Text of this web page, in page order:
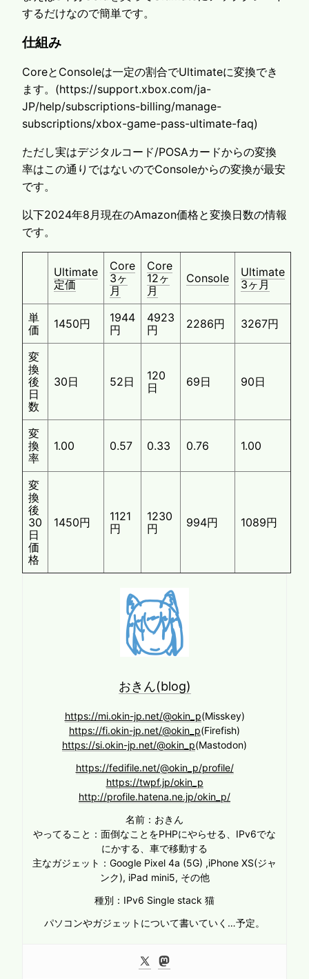
するだけなので簡単です。
仕組み
CoreとConsoleは一定の割合でUltimateに変換でき
ます。(https://support.xbox.com/ja-
JP/help/subscriptions-billing/manage-
subscriptions/xbox-game-pass-ultimate-faq)
ただし実はデジタルコード/POSAカードからの変換
率はこの通りではないのでConsoleからの変換が最安
です。
以下2024年8月現在のAmazon価格と変換日数の情報
です。
Ultimate
定価
Core
3ヶ
月
Core
12ヶ
月
Console
Ultimate
3ヶ月
単
価
1450円
1944
円
4923
円
2286円 3267円
変
換
後
日
数
30日 52日
120
日
69日 90日
変
換
率
1.00 0.57 0.33 0.76 1.00
変
換
後
30
日
価
格
1450円
1121
円
1230
円
994円 1089円
おきん(blog)
https://mi.okin-jp.net/@okin_p(Misskey)
https://fi.okin-jp.net/@okin_p(Firefish)
https://si.okin-jp.net/@okin_p(Mastodon)
https://fedifile.net/@okin_p/profile/
https://twpf.jp/okin_p
http://profile.hatena.ne.jp/okin_p/
名前：おきん
やってること：面倒なことをPHPにやらせる、IPv6でな
にかする、車で移動する
主なガジェット：Google Pixel 4a (5G) ,iPhone XS(ジャ
ンク), iPad mini5, その他
種別：IPv6 Single stack 猫
パソコンやガジェットについて書いていく…予定。